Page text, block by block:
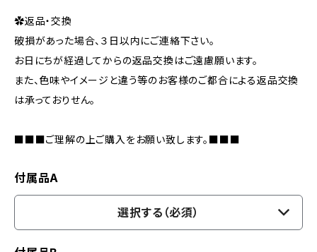
✿返品・交換
破損があった場合、３日以内にご連絡下さい。
お日にちが経過してからの返品交換はご遠慮願います。
また、色味やイメージと違う等のお客様のご都合による返品交換
は承っておりせん。
■■■ご理解の上ご購入をお願い致します。■■■
付属品A
選択する（必須）